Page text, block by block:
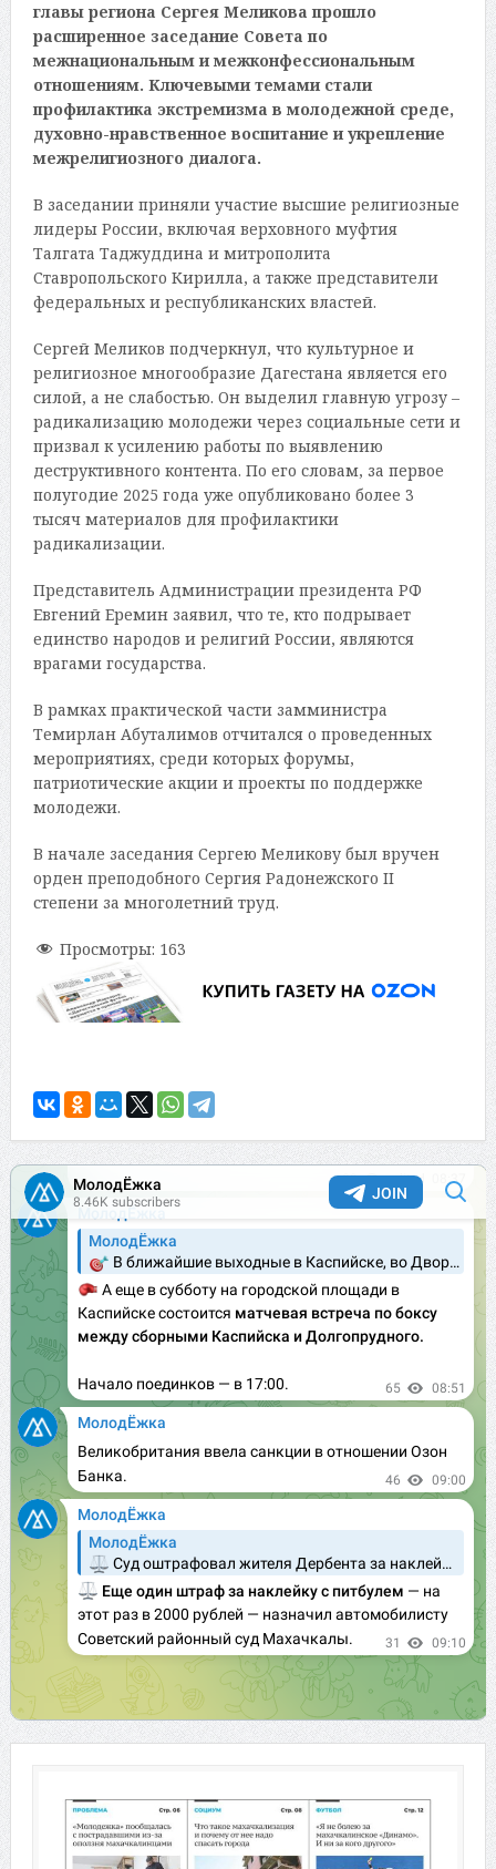
главы региона Сергея Меликова прошло
расширенное заседание Совета по
межнациональным и межконфессиональным
отношениям. Ключевыми темами стали
профилактика экстремизма в молодежной среде,
духовно-нравственное воспитание и укрепление
межрелигиозного диалога.
В заседании приняли участие высшие религиозные
лидеры России, включая верховного муфтия
Талгата Таджуддина и митрополита
Ставропольского Кирилла, а также представители
федеральных и республиканских властей.
Сергей Меликов подчеркнул, что культурное и
религиозное многообразие Дагестана является его
силой, а не слабостью. Он выделил главную угрозу –
радикализацию молодежи через социальные сети и
призвал к усилению работы по выявлению
деструктивного контента. По его словам, за первое
полугодие 2025 года уже опубликовано более 3
тысяч материалов для профилактики
радикализации.
Представитель Администрации президента РФ
Евгений Еремин заявил, что те, кто подрывает
единство народов и религий России, являются
врагами государства.
В рамках практической части замминистра
Темирлан Абуталимов отчитался о проведенных
мероприятиях, среди которых форумы,
патриотические акции и проекты по поддержке
молодежи.
В начале заседания Сергею Меликову был вручен
орден преподобного Сергия Радонежского II
степени за многолетний труд.
Просмотры: 163